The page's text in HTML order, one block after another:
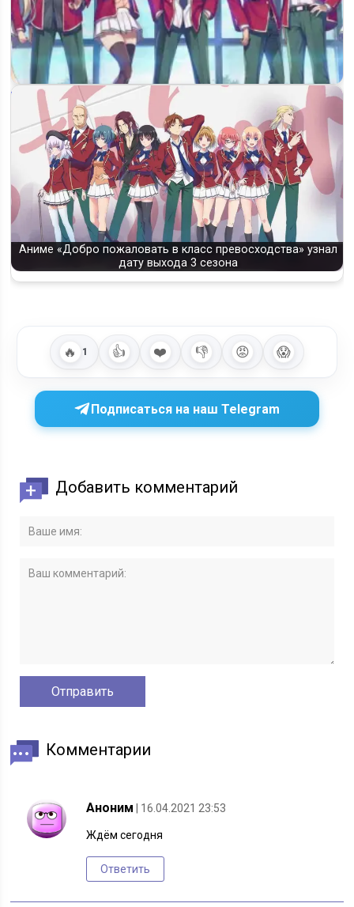
«Добро пожаловать в класс превосходства» 4 сезон: дата
выхода и…
Аниме «Добро пожаловать в класс превосходства» узнал
дату выхода 3 сезона
🔥 1 👍 ❤️ 👎 😡 😱
Подписаться на наш Telegram
Добавить комментарий
Комментарии
Аноним | 16.04.2021 23:53
Ждём сегодня
Ответить